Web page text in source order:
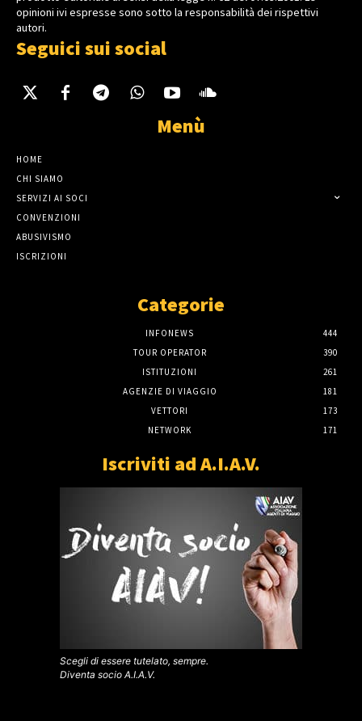
opinioni ivi espresse sono sotto la responsabilità dei rispettivi
autori.
Seguici sui social
Menù
HOME
CHI SIAMO
SERVIZI AI SOCI
CONVENZIONI
ABUSIVISMO
ISCRIZIONI
Categorie
INFONEWS
444
TOUR OPERATOR
390
ISTITUZIONI
261
AGENZIE DI VIAGGIO
181
VETTORI
173
NETWORK
171
Iscriviti ad A.I.A.V.
Scegli di essere tutelato, sempre.
Diventa socio A.I.A.V.